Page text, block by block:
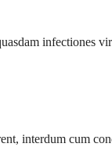
infectiones
interdum cum